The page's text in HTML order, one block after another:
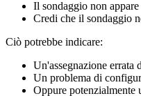
Il sondaggio non appare
Credi che il sondaggio
Ciò potrebbe indicare:
Un'assegnazione errata
Un problema di
Oppure potenzialmente